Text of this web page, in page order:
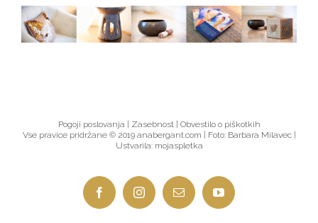
Pogoji poslovanja | Zasebnost | Obvestilo o piškotkih
Vse pravice pridržane © 2019 anabergant.com | Foto: Barbara Milavec|
Ustvarila: mojaspletka
FacebookInstagramEmail YouTube